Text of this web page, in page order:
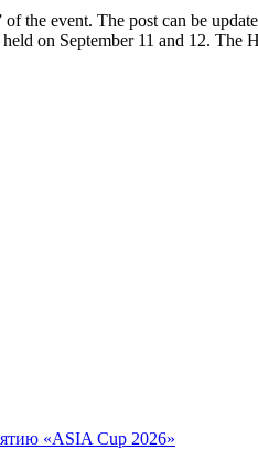
of the event. The post can be
on September 11 and 12. The
«ASIA Cup 2026»